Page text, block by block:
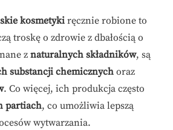
kosmetyki ręcznie robione to
troskę o zdrowie z dbałością o
z naturalnych składników, są
substancji chemicznych oraz
. Co więcej, ich produkcja często
partiach, co umożliwia lepszą
wytwarzania.